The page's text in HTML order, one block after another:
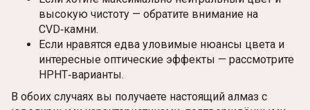
высокую чистоту — обратите внимание на
CVD‑камни.
Если нравятся едва уловимые нюансы цвета и
интересные оптические эффекты — рассмотрите
HPHT‑варианты.
В обоих случаях вы получаете настоящий алмаз с